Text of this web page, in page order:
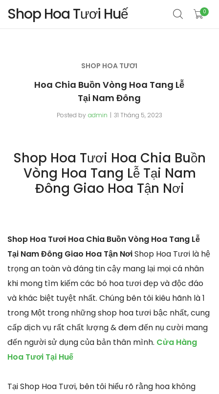
Shop Hoa Tươi Huế 0
SHOP HOA TƯƠI
Hoa Chia Buồn Vòng Hoa Tang Lễ
Tại Nam Đông
Posted by admin 31 Tháng 5, 2023
Shop Hoa Tươi Hoa Chia Buồn
Vòng Hoa Tang Lễ Tại Nam
Đông Giao Hoa Tận Nơi
Shop Hoa Tươi Hoa Chia Buồn Vòng Hoa Tang Lễ
Tại Nam Đông Giao Hoa Tận NơiShop Hoa Tươi là hệ
trọng an toàn và đáng tin cậy mang lại mọi cá nhân
khi mong tìm kiếm các bó hoa tươi đẹp và độc đáo
và khác biệt tuyệt nhất. Chúng bên tôi kiêu hãnh là 1
trong Một trong những shop hoa tươi bậc nhất, cung
cấp dịch vụ rất chất lượng & đem đến nụ cười mang
đến người sử dụng của bản thân mình. Cửa Hàng
Hoa Tươi Tại Huế
Tại Shop Hoa Tươi, bên tôi hiểu rõ rằng hoa không